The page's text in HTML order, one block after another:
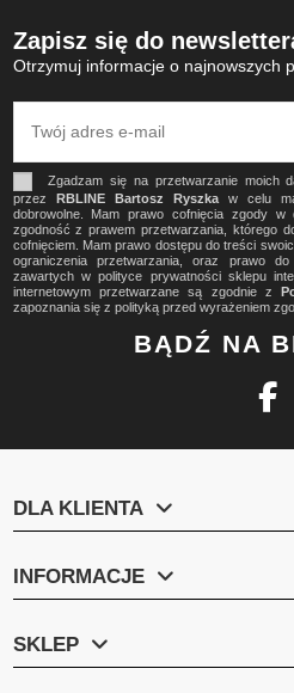
Zapisz się do
Otrzymuj informacje o najnowszych
Zgadzam się na przetwarzanie moich
przez RBLINE Bartosz Ryszkaw celu
dobrowolne. Mam prawo cofnięcia zgody w
zgodność z prawem przetwarzania, którego
cofnięciem. Mam prawo dostępu do treści
ograniczenia przetwarzania, oraz prawo
zawartych w polityce prywatności sklepu
internetowym przetwarzane są zgodnie z
zapoznania się z polityką przed wyrażeniem
BĄDŹ NA
DLA KLIENTA
INFORMACJE
SKLEP